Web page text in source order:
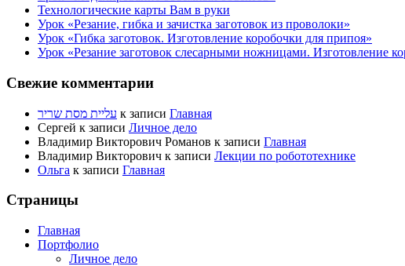
Технологические карты Вам в руки
Урок «Резание, гибка и зачистка заготовок из проволоки»
Урок «Гибка заготовок. Изготовление коробочки для припоя»
Урок «Резание заготовок слесарными ножницами. Изготовление
Свежие комментарии
עליית מסת שריר к записи Главная
Сергей к записи Личное дело
Владимир Викторович Романов к записи Главная
Владимир Викторович к записи Лекции по робототехнике
Ольга к записи Главная
Страницы
Главная
Портфолио
Личное дело